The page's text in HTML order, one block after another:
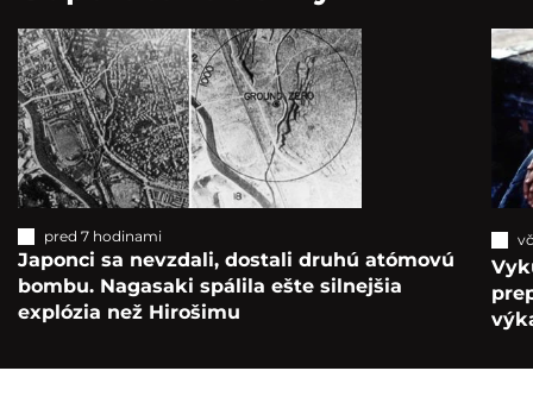
pred 7 hodinami
Japonci sa nevzdali, dostali druhú atómovú
bombu. Nagasaki spálila ešte silnejšia
explózia než Hirošimu